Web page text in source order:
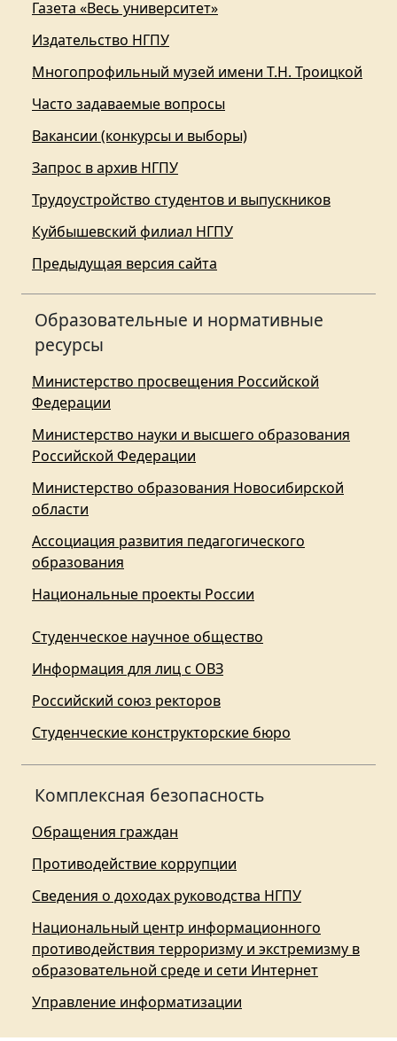
Газета «Весь университет»
Издательство НГПУ
Многопрофильный музей имени Т.Н. Троицкой
Часто задаваемые вопросы
Вакансии (конкурсы и выборы)
Запрос в архив НГПУ
Трудоустройство студентов и выпускников
Куйбышевский филиал НГПУ
Предыдущая версия сайта
Образовательные и нормативные
ресурсы
Министерство просвещения Российской
Федерации
Министерство науки и высшего образования
Российской Федерации
Министерство образования Новосибирской
области
Ассоциация развития педагогического
образования
Национальные проекты России
Студенческое научное общество
Информация для лиц с ОВЗ
Российский союз ректоров
Студенческие конструкторские бюро
Комплексная безопасность
Обращения граждан
Противодействие коррупции
Сведения о доходах руководства НГПУ
Национальный центр информационного
противодействия терроризму и экстремизму в
образовательной среде и сети Интернет
Управление информатизации